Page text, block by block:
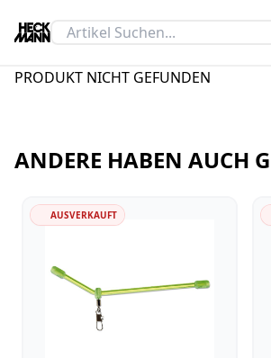
PRODUKT NICHT GEFUNDEN
ANDERE HABEN AUCH
AUSVERKAUFT